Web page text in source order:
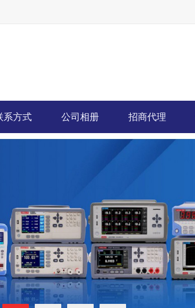
系方式 公司相册 招商代理